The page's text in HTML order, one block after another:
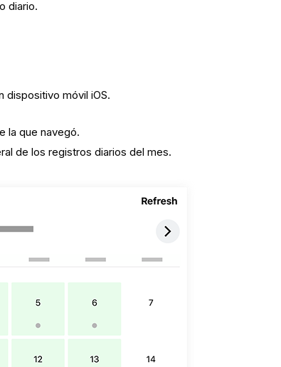
diario.
dispositivo móvil iOS.
la que navegó.
de los registros diarios del mes.